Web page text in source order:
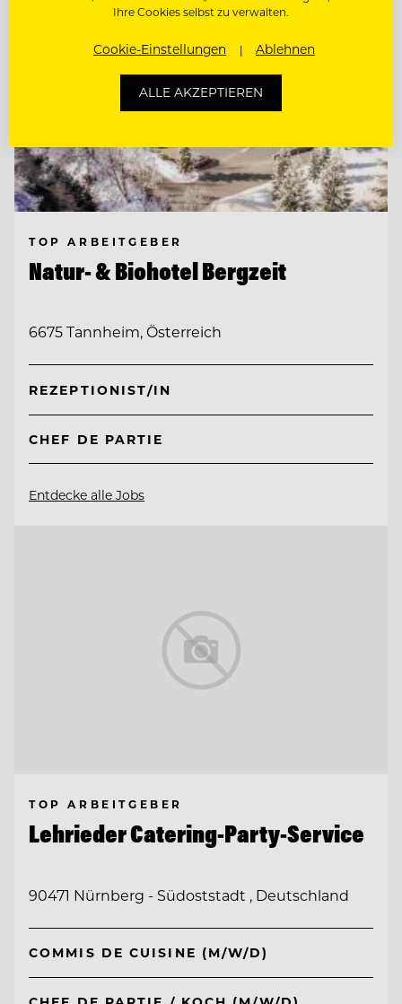
TOP ARBEITGEBER
Natur- & Biohotel Bergzeit
6675 Tannheim, Österreich
REZEPTIONIST/IN
CHEF DE PARTIE
Entdecke alle Jobs
TOP ARBEITGEBER
Lehrieder Catering-Party-Service
90471 Nürnberg - Südoststadt , Deutschland
COMMIS DE CUISINE (M/W/D)
Ihre Cookies selbst zu verwalten.
Cookie-Einstellungen Ablehnen
ALLE AKZEPTIEREN